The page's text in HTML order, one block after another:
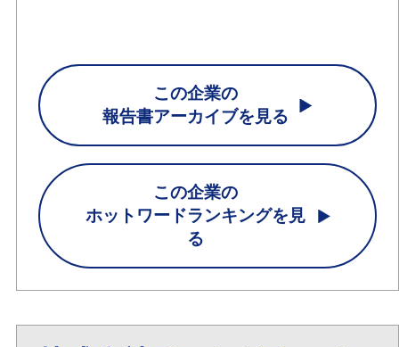
この企業の
報告書アーカイブを見る
この企業の
ホットワードランキングを見
る